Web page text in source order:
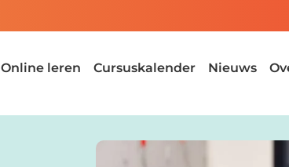
Online leren Cursuskalender Nieuws